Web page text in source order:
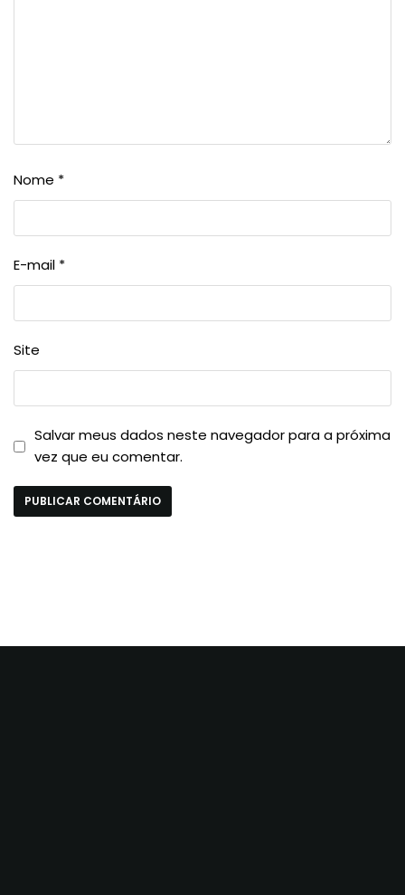
Nome *
E-mail *
Site
Salvar meus dados neste navegador para a próxima
vez que eu comentar.